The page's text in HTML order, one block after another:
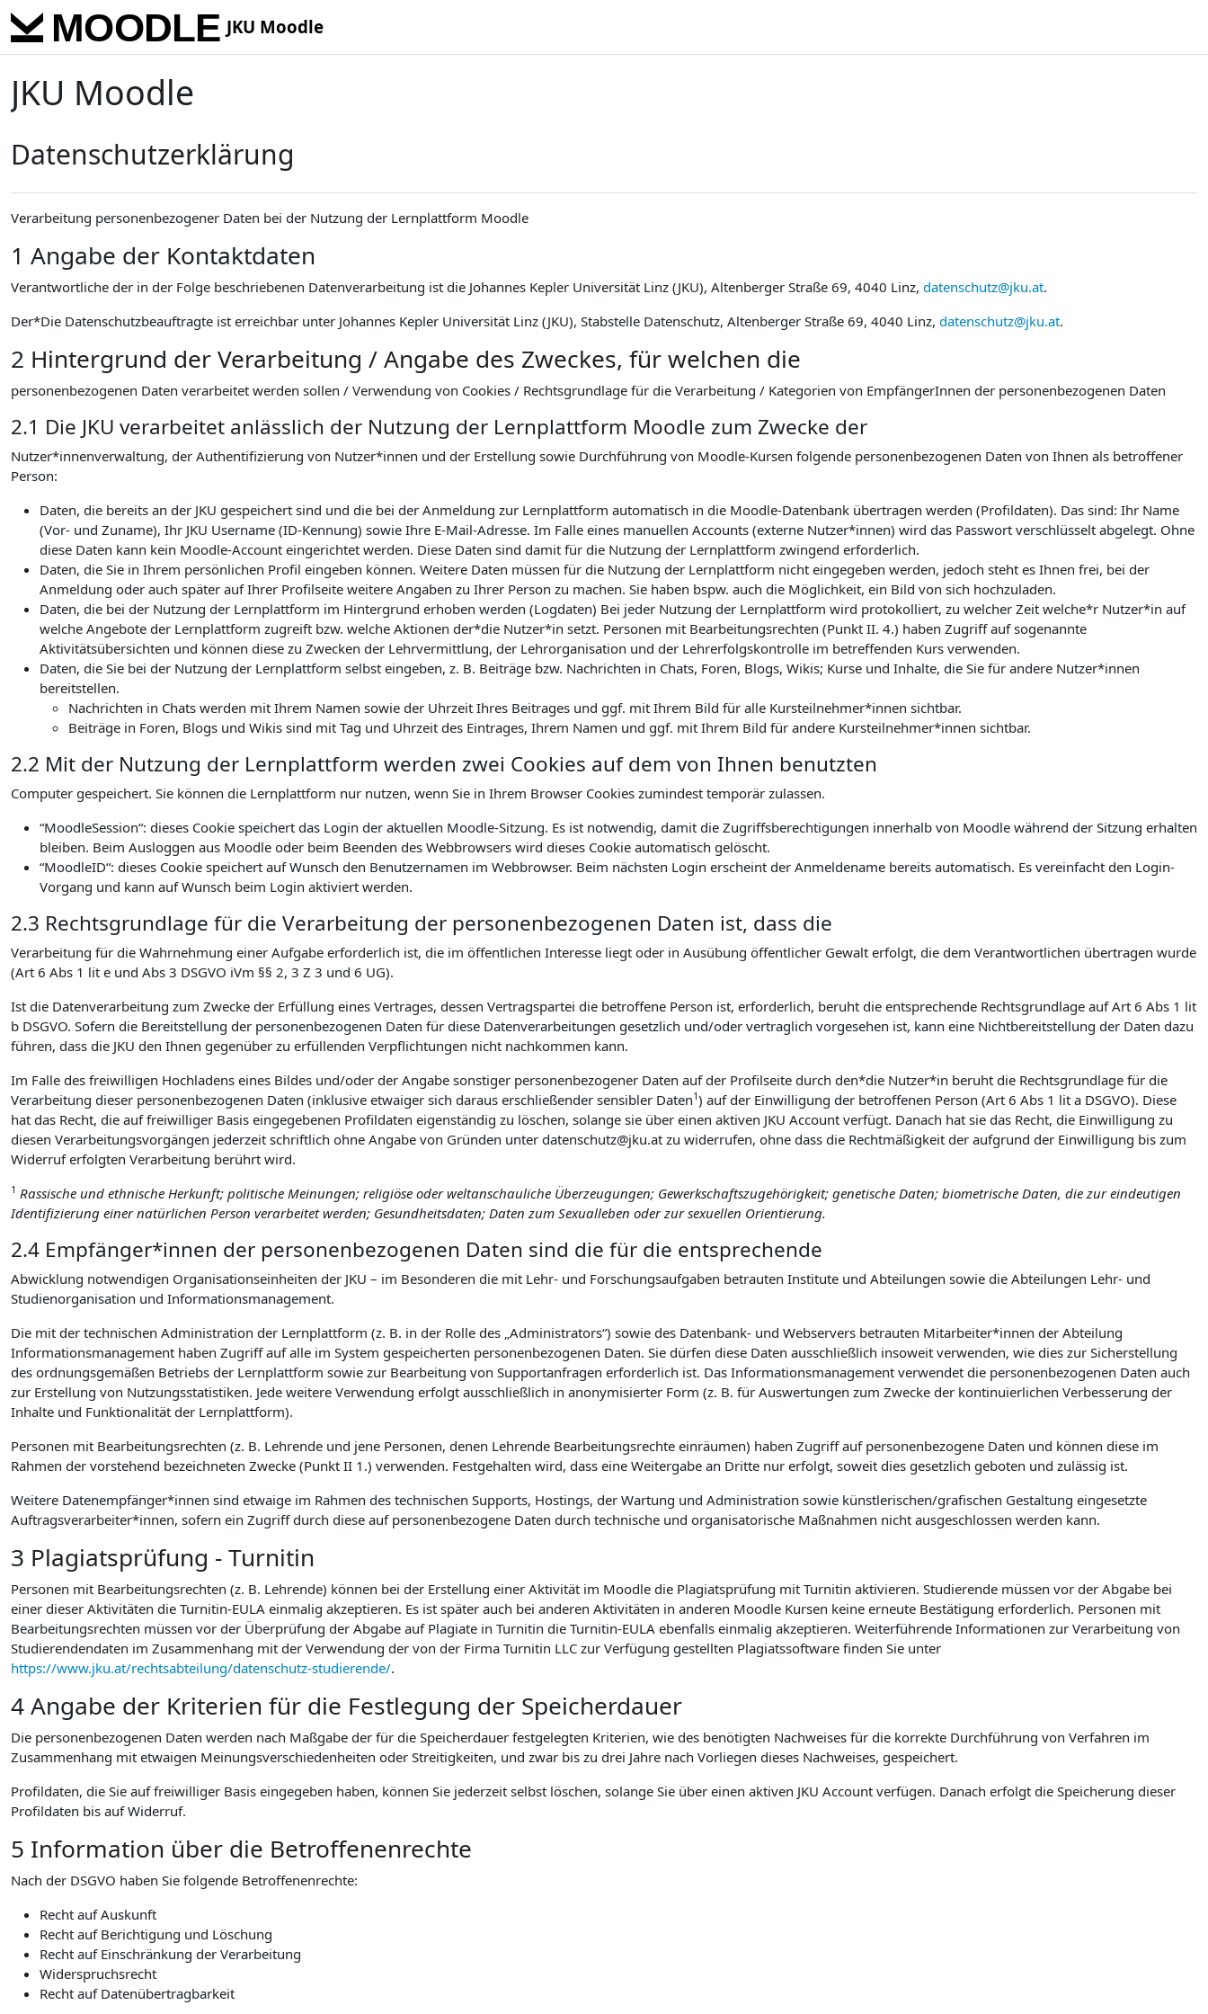
Skip to main content
JKU Moodle
JKU Moodle
Datenschutzerklärung
Verarbeitung personenbezogener Daten bei der Nutzung der Lernplattform Moodle
1 Angabe der Kontaktdaten
Verantwortliche der in der Folge beschriebenen Datenverarbeitung ist die Johannes Kepler Universität Linz (JKU), Altenberger Straße 69, 4040 Linz, datenschutz@jku.at.
Der*Die Datenschutzbeauftragte ist erreichbar unter Johannes Kepler Universität Linz (JKU), Stabstelle Datenschutz, Altenberger Straße 69, 4040 Linz, datenschutz@jku.at.
2 Hintergrund der Verarbeitung / Angabe des Zweckes, für welchen die
personenbezogenen Daten verarbeitet werden sollen / Verwendung von Cookies / Rechtsgrundlage für die Verarbeitung / Kategorien von EmpfängerInnen der personenbezogenen Daten
2.1 Die JKU verarbeitet anlässlich der Nutzung der Lernplattform Moodle zum Zwecke der
Nutzer*innenverwaltung, der Authentifizierung von Nutzer*innen und der Erstellung sowie Durchführung von Moodle-Kursen folgende personenbezogenen Daten von Ihnen als betroffener
Person:
Daten, die bereits an der JKU gespeichert sind und die bei der Anmeldung zur Lernplattform automatisch in die Moodle-Datenbank übertragen werden (Profildaten). Das sind: Ihr Name
(Vor- und Zuname), Ihr JKU Username (ID-Kennung) sowie Ihre E-Mail-Adresse. Im Falle eines manuellen Accounts (externe Nutzer*innen) wird das Passwort verschlüsselt abgelegt. Ohne
diese Daten kann kein Moodle-Account eingerichtet werden. Diese Daten sind damit für die Nutzung der Lernplattform zwingend erforderlich.
Daten, die Sie in Ihrem persönlichen Profil eingeben können. Weitere Daten müssen für die Nutzung der Lernplattform nicht eingegeben werden, jedoch steht es Ihnen frei, bei der
Anmeldung oder auch später auf Ihrer Profilseite weitere Angaben zu Ihrer Person zu machen. Sie haben bspw. auch die Möglichkeit, ein Bild von sich hochzuladen.
Daten, die bei der Nutzung der Lernplattform im Hintergrund erhoben werden (Logdaten) Bei jeder Nutzung der Lernplattform wird protokolliert, zu welcher Zeit welche*r Nutzer*in auf
welche Angebote der Lernplattform zugreift bzw. welche Aktionen der*die Nutzer*in setzt. Personen mit Bearbeitungsrechten (Punkt II. 4.) haben Zugriff auf sogenannte
Aktivitätsübersichten und können diese zu Zwecken der Lehrvermittlung, der Lehrorganisation und der Lehrerfolgskontrolle im betreffenden Kurs verwenden.
Daten, die Sie bei der Nutzung der Lernplattform selbst eingeben, z. B. Beiträge bzw. Nachrichten in Chats, Foren, Blogs, Wikis; Kurse und Inhalte, die Sie für andere Nutzer*innen
bereitstellen.
Nachrichten in Chats werden mit Ihrem Namen sowie der Uhrzeit Ihres Beitrages und ggf. mit Ihrem Bild für alle Kursteilnehmer*innen sichtbar.
Beiträge in Foren, Blogs und Wikis sind mit Tag und Uhrzeit des Eintrages, Ihrem Namen und ggf. mit Ihrem Bild für andere Kursteilnehmer*innen sichtbar.
2.2 Mit der Nutzung der Lernplattform werden zwei Cookies auf dem von Ihnen benutzten
Computer gespeichert. Sie können die Lernplattform nur nutzen, wenn Sie in Ihrem Browser Cookies zumindest temporär zulassen.
“MoodleSession“: dieses Cookie speichert das Login der aktuellen Moodle-Sitzung. Es ist notwendig, damit die Zugriffsberechtigungen innerhalb von Moodle während der Sitzung erhalten
bleiben. Beim Ausloggen aus Moodle oder beim Beenden des Webbrowsers wird dieses Cookie automatisch gelöscht.
“MoodleID“: dieses Cookie speichert auf Wunsch den Benutzernamen im Webbrowser. Beim nächsten Login erscheint der Anmeldename bereits automatisch. Es vereinfacht den Login-
Vorgang und kann auf Wunsch beim Login aktiviert werden.
2.3 Rechtsgrundlage für die Verarbeitung der personenbezogenen Daten ist, dass die
Verarbeitung für die Wahrnehmung einer Aufgabe erforderlich ist, die im öffentlichen Interesse liegt oder in Ausübung öffentlicher Gewalt erfolgt, die dem Verantwortlichen übertragen wurde
(Art 6 Abs 1 lit e und Abs 3 DSGVO iVm §§ 2, 3 Z 3 und 6 UG).
Ist die Datenverarbeitung zum Zwecke der Erfüllung eines Vertrages, dessen Vertragspartei die betroffene Person ist, erforderlich, beruht die entsprechende Rechtsgrundlage auf Art 6 Abs 1 lit
b DSGVO. Sofern die Bereitstellung der personenbezogenen Daten für diese Datenverarbeitungen gesetzlich und/oder vertraglich vorgesehen ist, kann eine Nichtbereitstellung der Daten dazu
führen, dass die JKU den Ihnen gegenüber zu erfüllenden Verpflichtungen nicht nachkommen kann.
Im Falle des freiwilligen Hochladens eines Bildes und/oder der Angabe sonstiger personenbezogener Daten auf der Profilseite durch den*die Nutzer*in beruht die Rechtsgrundlage für die
Verarbeitung dieser personenbezogenen Daten (inklusive etwaiger sich daraus erschließender sensibler Daten1) auf der Einwilligung der betroffenen Person (Art 6 Abs 1 lit a DSGVO). Diese
hat das Recht, die auf freiwilliger Basis eingegebenen Profildaten eigenständig zu löschen, solange sie über einen aktiven JKU Account verfügt. Danach hat sie das Recht, die Einwilligung zu
diesen Verarbeitungsvorgängen jederzeit schriftlich ohne Angabe von Gründen unter datenschutz@jku.at zu widerrufen, ohne dass die Rechtmäßigkeit der aufgrund der Einwilligung bis zum
Widerruf erfolgten Verarbeitung berührt wird.
1 Rassische und ethnische Herkunft; politische Meinungen; religiöse oder weltanschauliche Überzeugungen; Gewerkschaftszugehörigkeit; genetische Daten; biometrische Daten, die zur eindeutigen
Identifizierung einer natürlichen Person verarbeitet werden; Gesundheitsdaten; Daten zum Sexualleben oder zur sexuellen Orientierung.
2.4 Empfänger*innen der personenbezogenen Daten sind die für die entsprechende
Abwicklung notwendigen Organisationseinheiten der JKU – im Besonderen die mit Lehr- und Forschungsaufgaben betrauten Institute und Abteilungen sowie die Abteilungen Lehr- und
Studienorganisation und Informationsmanagement.
Die mit der technischen Administration der Lernplattform (z. B. in der Rolle des „Administrators“) sowie des Datenbank- und Webservers betrauten Mitarbeiter*innen der Abteilung
Informationsmanagement haben Zugriff auf alle im System gespeicherten personenbezogenen Daten. Sie dürfen diese Daten ausschließlich insoweit verwenden, wie dies zur Sicherstellung
des ordnungsgemäßen Betriebs der Lernplattform sowie zur Bearbeitung von Supportanfragen erforderlich ist. Das Informationsmanagement verwendet die personenbezogenen Daten auch
zur Erstellung von Nutzungsstatistiken. Jede weitere Verwendung erfolgt ausschließlich in anonymisierter Form (z. B. für Auswertungen zum Zwecke der kontinuierlichen Verbesserung der
Inhalte und Funktionalität der Lernplattform).
Personen mit Bearbeitungsrechten (z. B. Lehrende und jene Personen, denen Lehrende Bearbeitungsrechte einräumen) haben Zugriff auf personenbezogene Daten und können diese im
Rahmen der vorstehend bezeichneten Zwecke (Punkt II 1.) verwenden. Festgehalten wird, dass eine Weitergabe an Dritte nur erfolgt, soweit dies gesetzlich geboten und zulässig ist.
Weitere Datenempfänger*innen sind etwaige im Rahmen des technischen Supports, Hostings, der Wartung und Administration sowie künstlerischen/grafischen Gestaltung eingesetzte
Auftragsverarbeiter*innen, sofern ein Zugriff durch diese auf personenbezogene Daten durch technische und organisatorische Maßnahmen nicht ausgeschlossen werden kann.
3 Plagiatsprüfung - Turnitin
Personen mit Bearbeitungsrechten (z. B. Lehrende) können bei der Erstellung einer Aktivität im Moodle die Plagiatsprüfung mit Turnitin aktivieren. Studierende müssen vor der Abgabe bei
einer dieser Aktivitäten die Turnitin-EULA einmalig akzeptieren. Es ist später auch bei anderen Aktivitäten in anderen Moodle Kursen keine erneute Bestätigung erforderlich. Personen mit
Bearbeitungsrechten müssen vor der Überprüfung der Abgabe auf Plagiate in Turnitin die Turnitin-EULA ebenfalls einmalig akzeptieren. Weiterführende Informationen zur Verarbeitung von
Studierendendaten im Zusammenhang mit der Verwendung der von der Firma Turnitin LLC zur Verfügung gestellten Plagiatssoftware finden Sie unter
https://www.jku.at/rechtsabteilung/datenschutz-studierende/.
4 Angabe der Kriterien für die Festlegung der Speicherdauer
Die personenbezogenen Daten werden nach Maßgabe der für die Speicherdauer festgelegten Kriterien, wie des benötigten Nachweises für die korrekte Durchführung von Verfahren im
Zusammenhang mit etwaigen Meinungsverschiedenheiten oder Streitigkeiten, und zwar bis zu drei Jahre nach Vorliegen dieses Nachweises, gespeichert.
Profildaten, die Sie auf freiwilliger Basis eingegeben haben, können Sie jederzeit selbst löschen, solange Sie über einen aktiven JKU Account verfügen. Danach erfolgt die Speicherung dieser
Profildaten bis auf Widerruf.
5 Information über die Betroffenenrechte
Nach der DSGVO haben Sie folgende Betroffenenrechte:
Recht auf Auskunft
Recht auf Berichtigung und Löschung
Recht auf Einschränkung der Verarbeitung
Widerspruchsrecht
Recht auf Datenübertragbarkeit